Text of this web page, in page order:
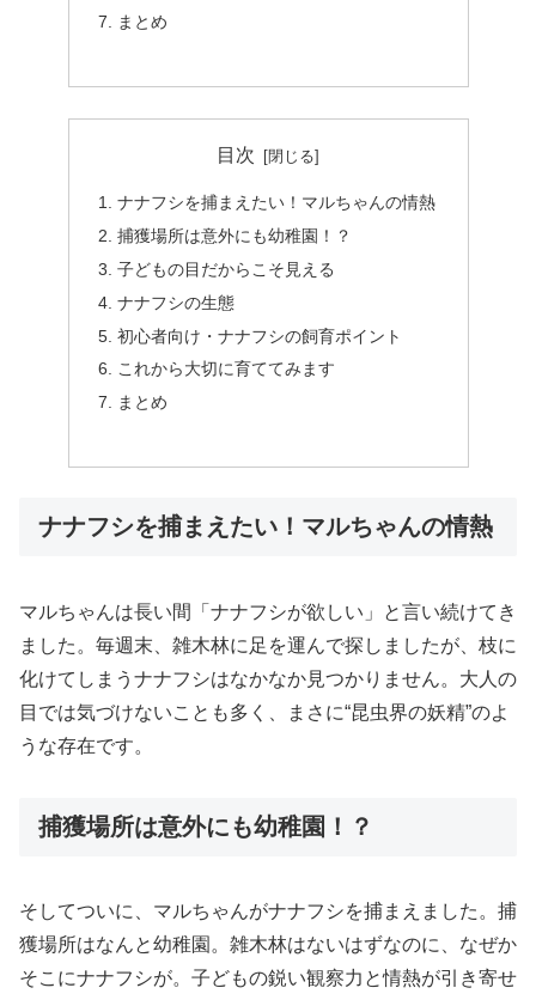
まとめ
目次
ナナフシを捕まえたい！マルちゃんの情熱
捕獲場所は意外にも幼稚園！？
子どもの目だからこそ見える
ナナフシの生態
初心者向け・ナナフシの飼育ポイント
これから大切に育ててみます
まとめ
ナナフシを捕まえたい！マルちゃんの情熱
マルちゃんは長い間「ナナフシが欲しい」と言い続けてき
ました。毎週末、雑木林に足を運んで探しましたが、枝に
化けてしまうナナフシはなかなか見つかりません。大人の
目では気づけないことも多く、まさに“昆虫界の妖精”のよ
うな存在です。
捕獲場所は意外にも幼稚園！？
そしてついに、マルちゃんがナナフシを捕まえました。捕
獲場所はなんと幼稚園。雑木林はないはずなのに、なぜか
そこにナナフシが。子どもの鋭い観察力と情熱が引き寄せ